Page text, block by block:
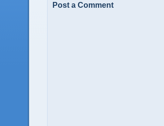
Post a Comment